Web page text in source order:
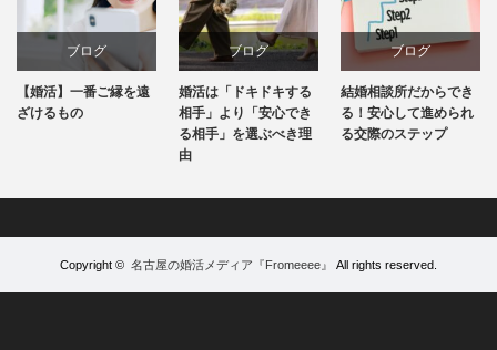
ブログ
婚活は「ドキドキする
相手」より「安心でき
ブログ
結婚相談所だからでき
る！安心して進められ
る交際のステップ
ブログ
お見合いで結婚後の話
はどこまでしたらいい
のでしょうか？
Copyright © 名古屋の婚活メディア『Fromeeee』 All rights reserved.